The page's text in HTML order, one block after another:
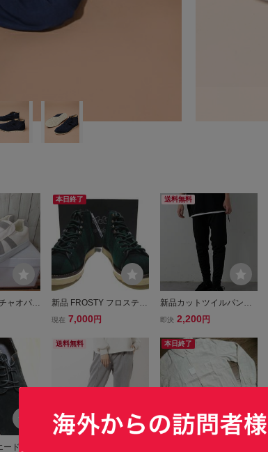
ャオパニ
スニーカ
ドシュ
本日終了
新品 FROSTY フロスティ
グリーンチェックブーツ
現在 7,000 円
送料無料
送料無料
新品カットツイルパンツ
COLONY 2139 コロニー
ブラック サイズL
即決 2,200 円
本日終了